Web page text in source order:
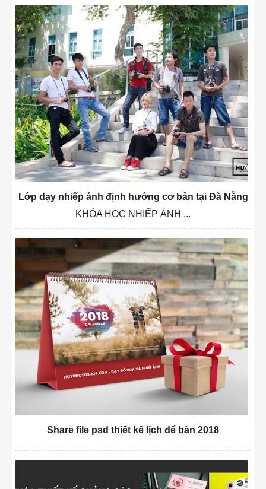
Lớp dạy nhiếp ảnh định hướng cơ bản tại Đà Nẵng
KHÓA HỌC NHIẾP ẢNH ...
Share file psd thiết kế lịch để bàn 2018